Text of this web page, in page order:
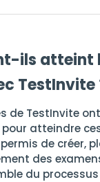
ils atteint
TestInvite
de TestInvite
atteindre
de créer,
des
du